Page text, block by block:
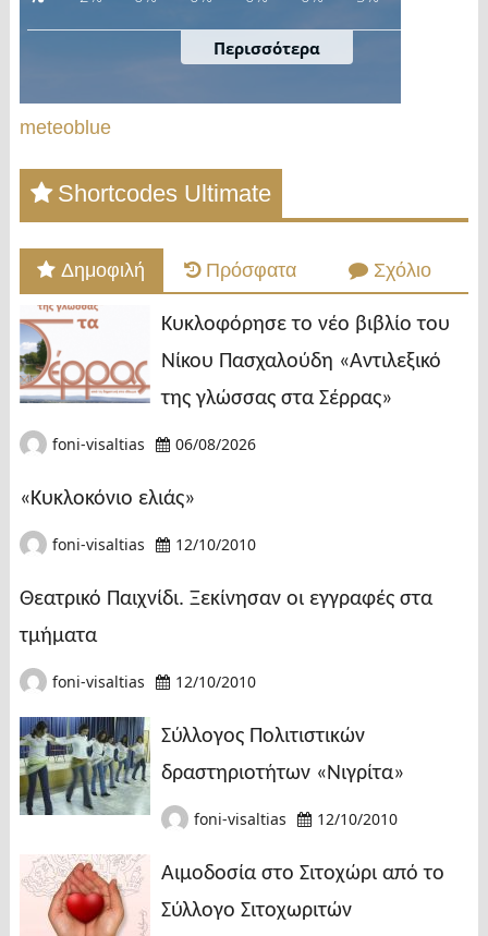
meteoblue
Shortcodes Ultimate
Δημοφιλή Πρόσφατα Σχόλιο
Κυκλοφόρησε το νέο βιβλίο του
Νίκου Πασχαλούδη «Αντιλεξικό
της γλώσσας στα Σέρρας»
foni-visaltias 06/08/2026
«Κυκλοκόνιο ελιάς»
foni-visaltias 12/10/2010
Θεατρικό Παιχνίδι. Ξεκίνησαν οι εγγραφές στα
τμήματα
foni-visaltias 12/10/2010
Σύλλογος Πολιτιστικών
δραστηριοτήτων «Νιγρίτα»
foni-visaltias 12/10/2010
Αιμοδοσία στο Σιτοχώρι από το
Σύλλογο Σιτοχωριτών